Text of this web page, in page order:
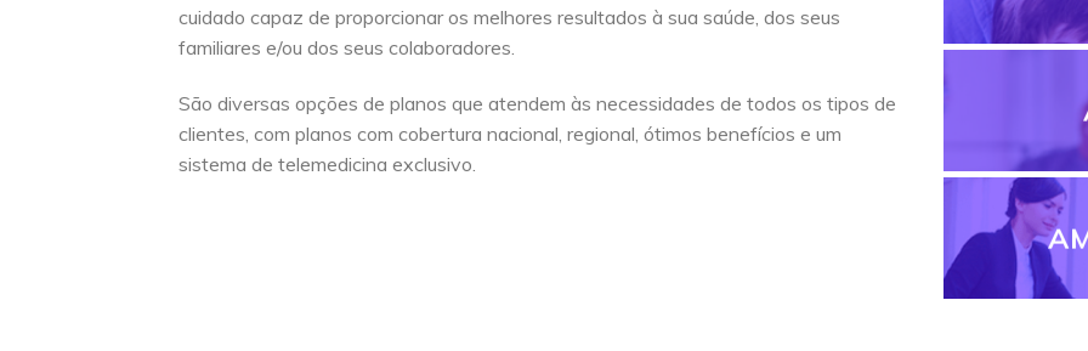
cuidado capaz de proporcionar os melhores resultados à sua saúde, dos seus
familiares e/ou dos seus colaboradores.
São diversas opções de planos que atendem às necessidades de todos os tipos de
clientes, com planos com cobertura nacional, regional, ótimos benefícios e um
sistema de telemedicina exclusivo.